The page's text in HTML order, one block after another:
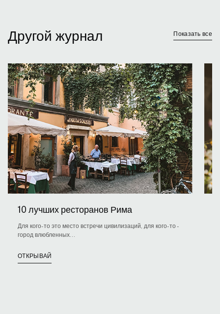
Другой журнал Показать все
10 лучших ресторанов Рима
Для кого-то это место встречи цивилизаций, для кого-то -
город влюбленных...
ОТКРЫВАЙ